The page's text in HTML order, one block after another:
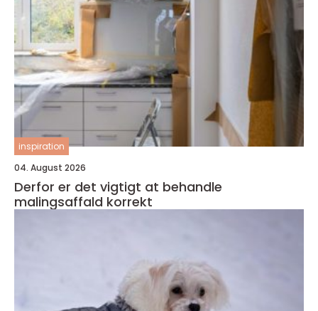
inspiration
04. August 2026
Derfor er det vigtigt at behandle
malingsaffald korrekt